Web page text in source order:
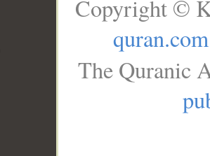
Copyright ©
quran.com
The Quranic